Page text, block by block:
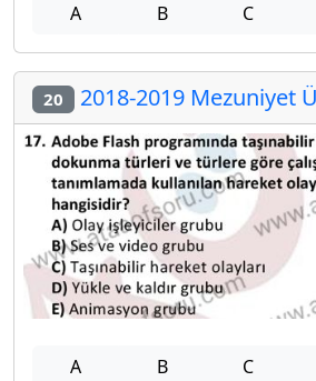
A B C
20 2018-2019 Mezuniyet
A B C